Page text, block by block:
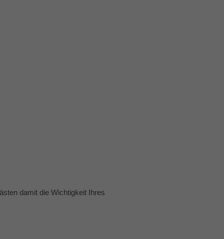
damit die Wichtigkeit Ihres